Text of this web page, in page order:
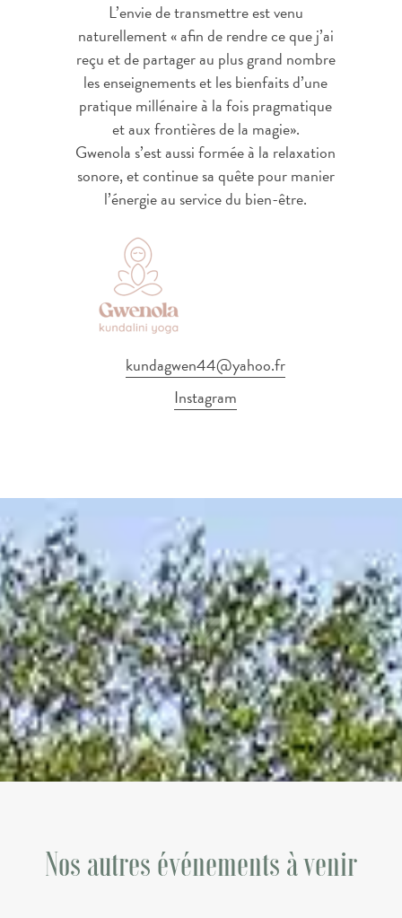
L’envie de transmettre est venu
naturellement « afin de rendre ce que j’ai
reçu et de partager au plus grand nombre
les enseignements et les bienfaits d’une
pratique millénaire à la fois pragmatique
et aux frontières de la magie».
Gwenola s’est aussi formée à la relaxation
sonore, et continue sa quête pour manier
l’énergie au service du bien-être.
kundagwen44@yahoo.fr
Instagram
Nos autres événements à venir